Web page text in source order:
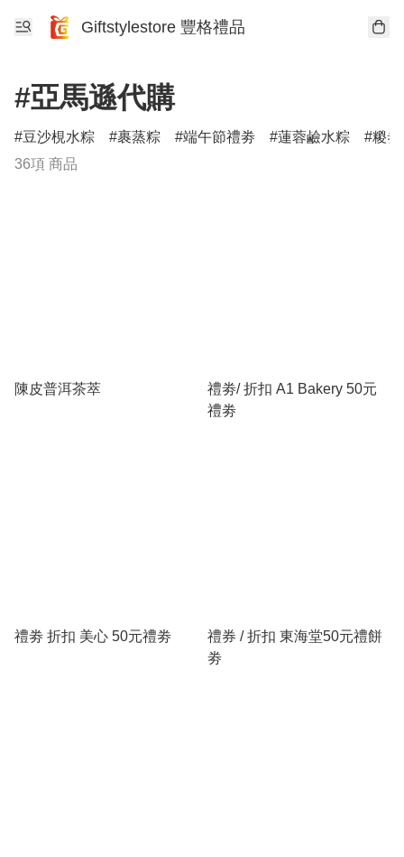
Giftstylestore 豐格禮品
#亞馬遜代購
豆沙梘水粽 裹蒸粽 端午節禮劵 蓮蓉鹼水粽
糉劵
36項 商品
陳皮普洱茶萃
禮劵/ 折扣 A1 Bakery 50元
禮劵
禮劵 折扣 美心 50元禮劵
禮券 / 折扣 東海堂50元禮餅
劵